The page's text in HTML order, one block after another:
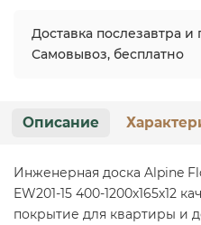
Доставка послезавтра и
Самовывоз, бесплатно
Описание
Инженерная доска Alpine
EW201-15 400-1200х165х12
покрытие для квартиры и